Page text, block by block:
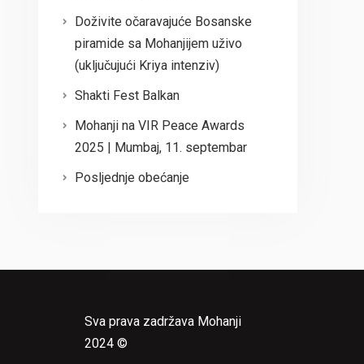
Doživite očaravajuće Bosanske
piramide sa Mohanjijem uživo
(uključujući Kriya intenziv)
Shakti Fest Balkan
Mohanji na VIR Peace Awards
2025 | Mumbaj, 11. septembar
Posljednje obećanje
Sva prava zadržava Mohanji
2024 ©